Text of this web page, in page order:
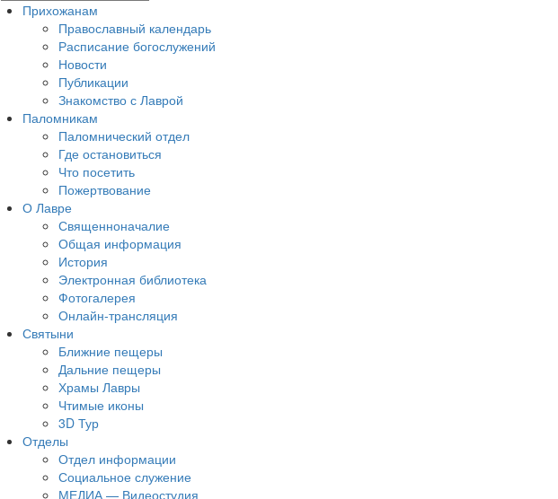
Прихожанам
Православный календарь
Расписание богослужений
Новости
Публикации
Знакомство с Лаврой
Паломникам
Паломнический отдел
Где остановиться
Что посетить
Пожертвование
О Лавре
Священноначалие
Общая информация
История
Электронная библиотека
Фотогалерея
Онлайн-трансляция
Святыни
Ближние пещеры
Дальние пещеры
Храмы Лавры
Чтимые иконы
3D Тур
Отделы
Отдел информации
Социальное служение
МЕДИА — Видеостудия